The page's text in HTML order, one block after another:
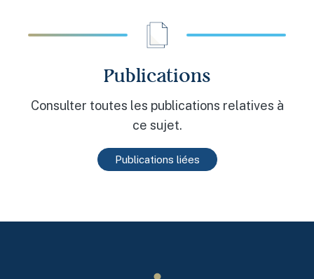
Publications
Consulter toutes les publications relatives à
ce sujet.
Publications liées